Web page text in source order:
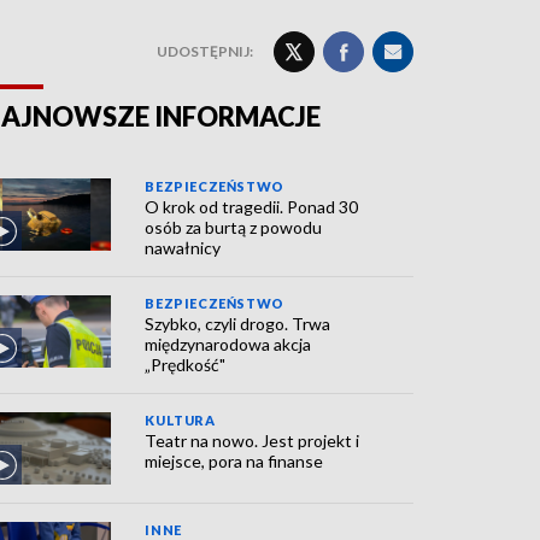
UDOSTĘPNIJ:
INFORMACJE
BEZPIECZEŃSTWO
O krok od tragedii. Ponad 30
osób za burtą z powodu
nawałnicy
BEZPIECZEŃSTWO
Szybko, czyli drogo. Trwa
międzynarodowa akcja
„Prędkość"
KULTURA
Teatr na nowo. Jest projekt i
miejsce, pora na finanse
INNE